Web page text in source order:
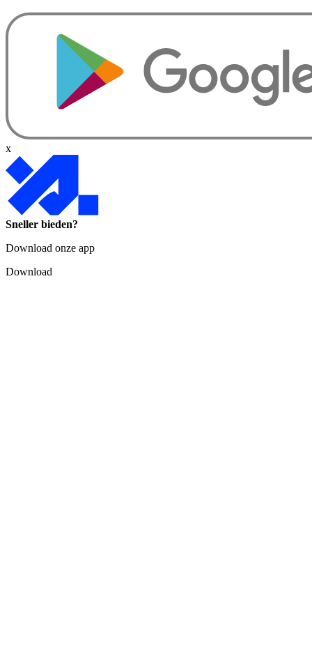
x
Sneller bieden?
Download onze app
Download